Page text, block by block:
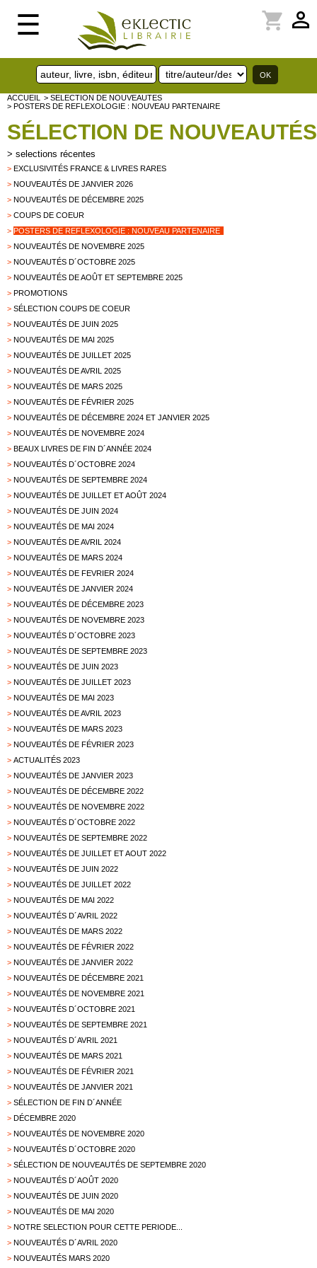
☰ perm_identity
shopping_cart
ACCUEIL
> SELECTION DE NOUVEAUTES
> POSTERS DE REFLEXOLOGIE : NOUVEAU PARTENAIRE
SÉLECTION DE NOUVEAUTÉS
> selections récentes
> EXCLUSIVITÉS FRANCE & LIVRES RARES
> NOUVEAUTÉS DE JANVIER 2026
> NOUVEAUTÉS DE DÉCEMBRE 2025
> COUPS DE COEUR
> POSTERS DE REFLEXOLOGIE : NOUVEAU PARTENAIRE
> NOUVEAUTÉS DE NOVEMBRE 2025
> NOUVEAUTÉS D´OCTOBRE 2025
> NOUVEAUTÉS DE AOÛT ET SEPTEMBRE 2025
> PROMOTIONS
> SÉLECTION COUPS DE COEUR
> NOUVEAUTÉS DE JUIN 2025
> NOUVEAUTÉS DE MAI 2025
> NOUVEAUTÉS DE JUILLET 2025
> NOUVEAUTÉS DE AVRIL 2025
> NOUVEAUTÉS DE MARS 2025
> NOUVEAUTÉS DE FÉVRIER 2025
> NOUVEAUTÉS DE DÉCEMBRE 2024 ET JANVIER 2025
> NOUVEAUTÉS DE NOVEMBRE 2024
> BEAUX LIVRES DE FIN D´ANNÉE 2024
> NOUVEAUTÉS D´OCTOBRE 2024
> NOUVEAUTÉS DE SEPTEMBRE 2024
> NOUVEAUTÉS DE JUILLET ET AOÛT 2024
> NOUVEAUTÉS DE JUIN 2024
> NOUVEAUTÉS DE MAI 2024
> NOUVEAUTÉS DE AVRIL 2024
> NOUVEAUTÉS DE MARS 2024
> NOUVEAUTÉS DE FEVRIER 2024
> NOUVEAUTÉS DE JANVIER 2024
> NOUVEAUTÉS DE DÉCEMBRE 2023
> NOUVEAUTÉS DE NOVEMBRE 2023
> NOUVEAUTÉS D´OCTOBRE 2023
> NOUVEAUTÉS DE SEPTEMBRE 2023
> NOUVEAUTÉS DE JUIN 2023
> NOUVEAUTÉS DE JUILLET 2023
> NOUVEAUTÉS DE MAI 2023
> NOUVEAUTÉS DE AVRIL 2023
> NOUVEAUTÉS DE MARS 2023
> NOUVEAUTÉS DE FÉVRIER 2023
> ACTUALITÉS 2023
> NOUVEAUTÉS DE JANVIER 2023
> NOUVEAUTÉS DE DÉCEMBRE 2022
> NOUVEAUTÉS DE NOVEMBRE 2022
> NOUVEAUTÉS D´OCTOBRE 2022
> NOUVEAUTÉS DE SEPTEMBRE 2022
> NOUVEAUTÉS DE JUILLET ET AOUT 2022
> NOUVEAUTÉS DE JUIN 2022
> NOUVEAUTÉS DE JUILLET 2022
> NOUVEAUTÉS DE MAI 2022
> NOUVEAUTÉS D´AVRIL 2022
> NOUVEAUTÉS DE MARS 2022
> NOUVEAUTÉS DE FÉVRIER 2022
> NOUVEAUTÉS DE JANVIER 2022
> NOUVEAUTÉS DE DÉCEMBRE 2021
> NOUVEAUTÉS DE NOVEMBRE 2021
> NOUVEAUTÉS D´OCTOBRE 2021
> NOUVEAUTÉS DE SEPTEMBRE 2021
> NOUVEAUTÉS D´AVRIL 2021
> NOUVEAUTÉS DE MARS 2021
> NOUVEAUTÉS DE FÉVRIER 2021
> NOUVEAUTÉS DE JANVIER 2021
> SÉLECTION DE FIN D´ANNÉE
> DÉCEMBRE 2020
> NOUVEAUTÉS DE NOVEMBRE 2020
> NOUVEAUTÉS D´OCTOBRE 2020
> SÉLECTION DE NOUVEAUTÉS DE SEPTEMBRE 2020
> NOUVEAUTÉS D´AOÛT 2020
> NOUVEAUTÉS DE JUIN 2020
> NOUVEAUTÉS DE MAI 2020
> NOTRE SELECTION POUR CETTE PERIODE...
> NOUVEAUTÉS D´AVRIL 2020
> NOUVEAUTÉS MARS 2020